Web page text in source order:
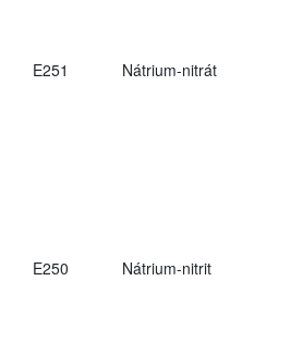
E251 Nátrium-nitrát
E250 Nátrium-nitrit